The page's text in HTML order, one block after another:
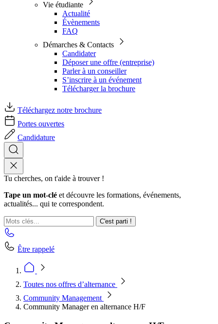
Vie étudiante
Actualité
Évènements
FAQ
Démarches & Contacts
Candidater
Déposer une offre (entreprise)
Parler à un conseiller
S’inscrire à un événement
Télécharger la brochure
Téléchargez notre brochure
Portes ouvertes
Candidature
Tu cherches, on t'aide à trouver !
Tape un mot-clé et découvre les formations, événements,
actualités... qui te correspondent.
C'est parti !
Être rappelé
Toutes nos offres d’alternance
Community Management
Community Manager en alternance H/F